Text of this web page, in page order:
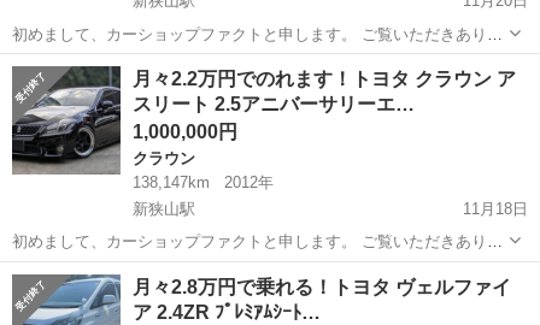
初めまして、カーショップファクトと申します。 ご覧いただきありが
とうございます！ こちらのクラウンは、特に大きな不具合等はないお
車です🚙 また距離も9.8万キロとまだまだ走るお車となります！ 全世
代に人気のお車となり...
埼玉 狭山市 新狭山駅 クラウン 車両
月々2.2万円でのれます！トヨタ クラウン ア
スリート 2.5アニバーサリーエ…
1,000,000円
クラウン
138,147km
2012年
新狭山駅
11月18日
初めまして、カーショップファクトと申します。 ご覧いただきありが
とうございます！ こちらのクラウンは、特に大きな不具合等はないお
車です！🚙 今回は最近人気の上がってきているお車のご紹介です！ こ
ちらは2012年式で走...
埼玉 狭山市 新狭山駅 クラウン 走行距離
月々2.8万円で乗れる！トヨタ ヴェルファイ
ア 2.4ZR ﾌﾟﾚﾐｱﾑｼｰﾄ…